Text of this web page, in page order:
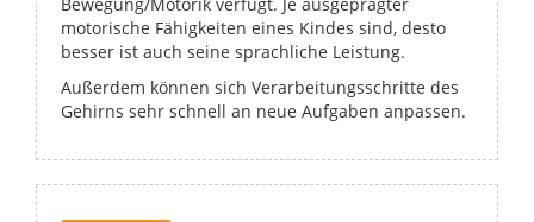
motorische Fähigkeiten eines Kindes sind, desto
besser ist auch seine sprachliche Leistung.
Außerdem können sich Verarbeitungsschritte des
Gehirns sehr schnell an neue Aufgaben anpassen.